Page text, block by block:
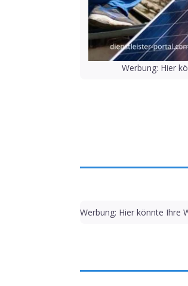
Werbung: Hier
Werbung: Hier könnte Ihre